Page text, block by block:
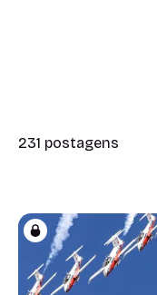
231 postagens